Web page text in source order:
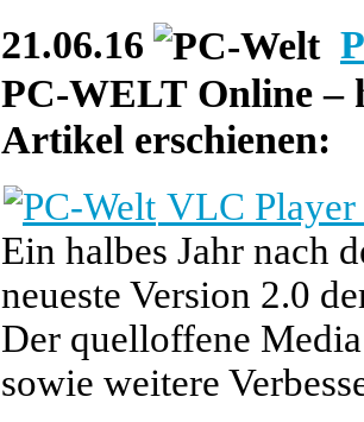
21.06.16
PC-WELT Online –
Artikel erschienen:
VLC Player
Ein halbes Jahr nach
neueste Version 2.0
Der quelloffene
sowie weitere